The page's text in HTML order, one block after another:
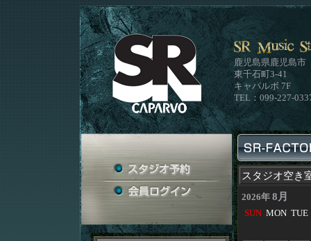
鹿児島県鹿児島市
東千石町3-41
キャパルボ 7F
TEL：099-227-
スタジオ空き
2026年 8月
SUN MON TUE